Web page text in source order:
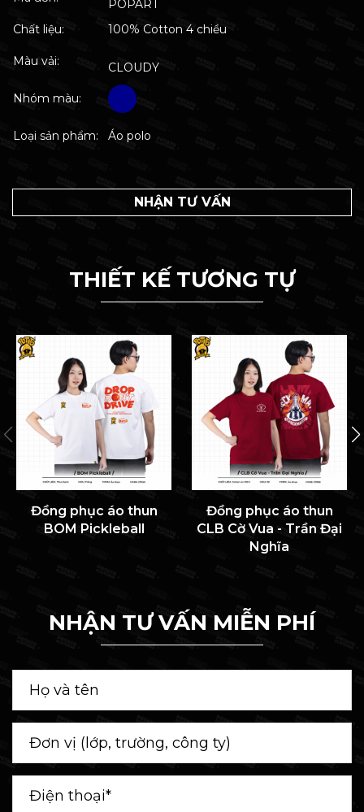
POPART
Chất liệu:
100% Cotton 4 chiều
Màu vải: CLOUDY
Nhóm màu:
Loại sản phẩm: Áo polo
NHẬN TƯ VẤN
THIẾT KẾ TƯƠNG TỰ
Đồng phục áo thun
BOM Pickleball
Đồng phục áo thun
CLB Cờ Vua - Trần Đại
Nghĩa
NHẬN TƯ VẤN MIỄN PHÍ